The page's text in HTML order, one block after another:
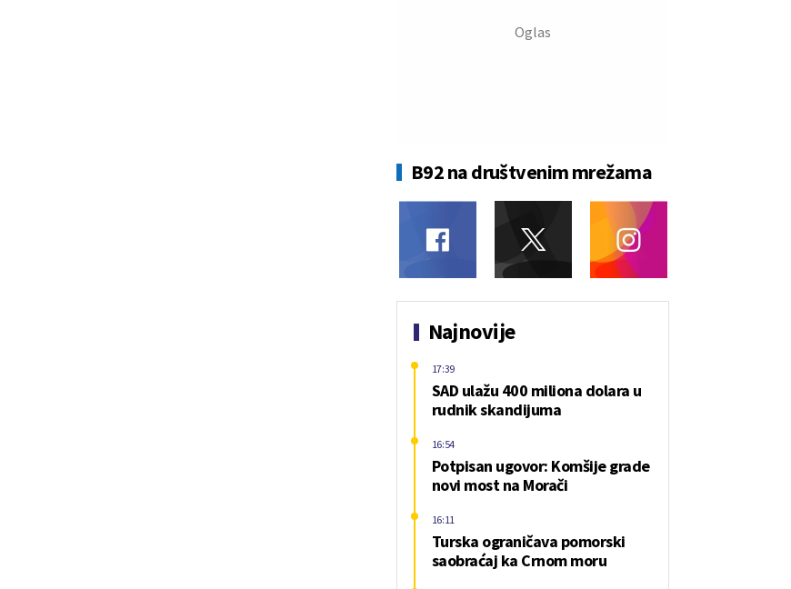
B92 na društvenim mrežama
Najnovije
SAD ulažu 400 miliona dolara u
rudnik skandijuma
17:39
Potpisan ugovor: Komšije grade
novi most na Morači
16:54
Turska ograničava pomorski
saobraćaj ka Crnom moru
16:11